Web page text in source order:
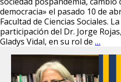
democracia» el pasado 10 de
Facultad de Ciencias Sociales.
participación del Dr. Jorge
Gladys Vidal, en su rol de …